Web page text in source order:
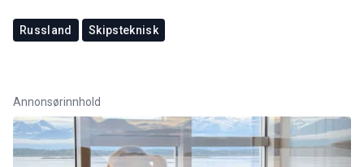
Russland Skipsteknisk
Annonsørinnhold